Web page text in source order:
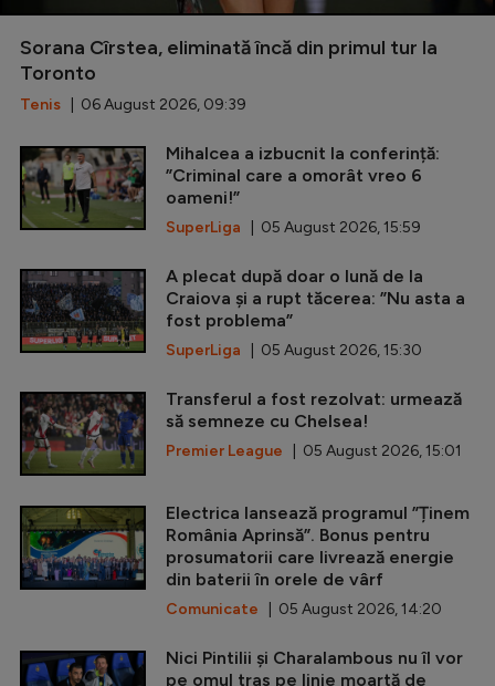
Sorana Cîrstea, eliminată încă din primul tur la
Toronto
Tenis | 06 August 2026, 09:39
Mihalcea a izbucnit la conferință:
”Criminal care a omorât vreo 6
oameni!”
SuperLiga | 05 August 2026, 15:59
A plecat după doar o lună de la
Craiova și a rupt tăcerea: ”Nu asta a
fost problema”
SuperLiga | 05 August 2026, 15:30
Transferul a fost rezolvat: urmează
să semneze cu Chelsea!
Premier League | 05 August 2026, 15:01
Electrica lansează programul ”Ținem
România Aprinsă”. Bonus pentru
prosumatorii care livrează energie
din baterii în orele de vârf
Comunicate | 05 August 2026, 14:20
Nici Pintilii și Charalambous nu îl vor
pe omul tras pe linie moartă de